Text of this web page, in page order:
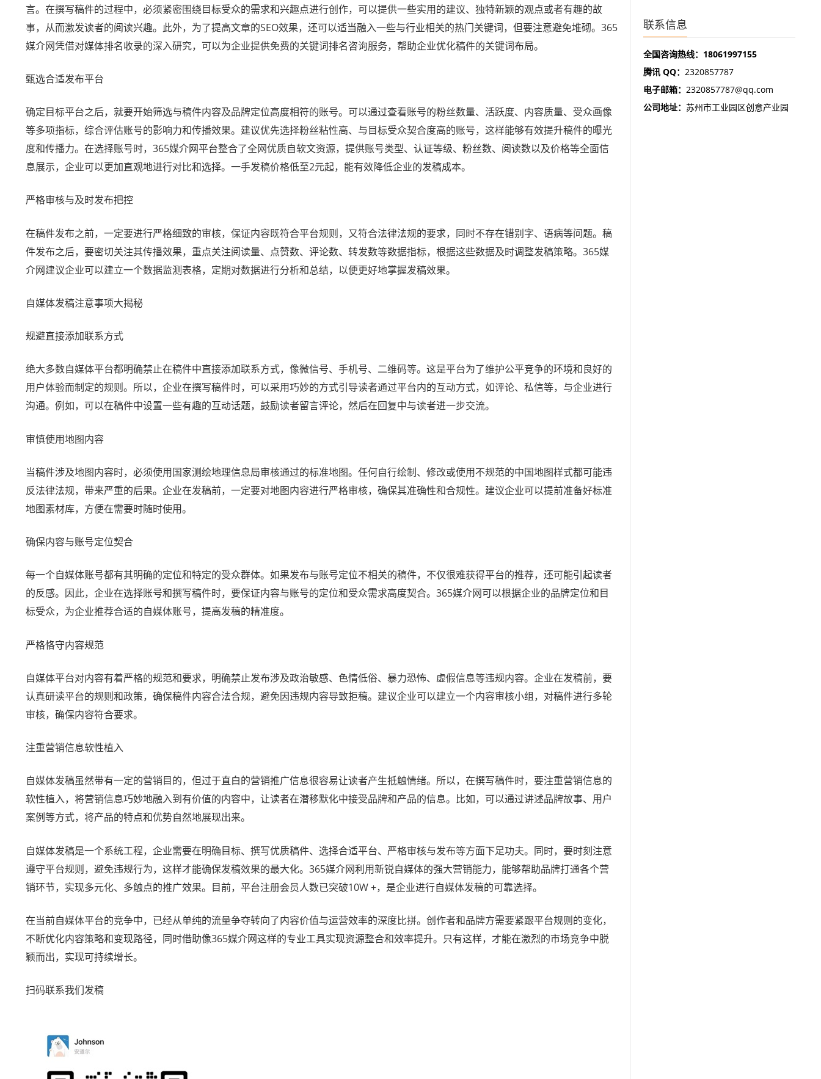
言。在撰写稿件的过程中，必须紧密围绕目标受众的需求和兴趣点进行创作，可以提供一些实用的建议、独特新颖的观点或者有趣的故
事，从而激发读者的阅读兴趣。此外，为了提高文章的SEO效果，还可以适当融入一些与行业相关的热门关键词，但要注意避免堆砌。365
媒介网凭借对媒体排名收录的深入研究，可以为企业提供免费的关键词排名咨询服务，帮助企业优化稿件的关键词布局。
甄选合适发布平台
确定目标平台之后，就要开始筛选与稿件内容及品牌定位高度相符的账号。可以通过查看账号的粉丝数量、活跃度、内容质量、受众画像
等多项指标，综合评估账号的影响力和传播效果。建议优先选择粉丝粘性高、与目标受众契合度高的账号，这样能够有效提升稿件的曝光
度和传播力。在选择账号时，365媒介网平台整合了全网优质自软文资源，提供账号类型、认证等级、粉丝数、阅读数以及价格等全面信
息展示，企业可以更加直观地进行对比和选择。一手发稿价格低至2元起，能有效降低企业的发稿成本。
严格审核与及时发布把控
在稿件发布之前，一定要进行严格细致的审核，保证内容既符合平台规则，又符合法律法规的要求，同时不存在错别字、语病等问题。稿
件发布之后，要密切关注其传播效果，重点关注阅读量、点赞数、评论数、转发数等数据指标，根据这些数据及时调整发稿策略。365媒
介网建议企业可以建立一个数据监测表格，定期对数据进行分析和总结，以便更好地掌握发稿效果。
自媒体发稿注意事项大揭秘
规避直接添加联系方式
绝大多数自媒体平台都明确禁止在稿件中直接添加联系方式，像微信号、手机号、二维码等。这是平台为了维护公平竞争的环境和良好的
用户体验而制定的规则。所以，企业在撰写稿件时，可以采用巧妙的方式引导读者通过平台内的互动方式，如评论、私信等，与企业进行
沟通。例如，可以在稿件中设置一些有趣的互动话题，鼓励读者留言评论，然后在回复中与读者进一步交流。
审慎使用地图内容
当稿件涉及地图内容时，必须使用国家测绘地理信息局审核通过的标准地图。任何自行绘制、修改或使用不规范的中国地图样式都可能违
反法律法规，带来严重的后果。企业在发稿前，一定要对地图内容进行严格审核，确保其准确性和合规性。建议企业可以提前准备好标准
地图素材库，方便在需要时随时使用。
确保内容与账号定位契合
每一个自媒体账号都有其明确的定位和特定的受众群体。如果发布与账号定位不相关的稿件，不仅很难获得平台的推荐，还可能引起读者
的反感。因此，企业在选择账号和撰写稿件时，要保证内容与账号的定位和受众需求高度契合。365媒介网可以根据企业的品牌定位和目
标受众，为企业推荐合适的自媒体账号，提高发稿的精准度。
严格恪守内容规范
自媒体平台对内容有着严格的规范和要求，明确禁止发布涉及政治敏感、色情低俗、暴力恐怖、虚假信息等违规内容。企业在发稿前，要
认真研读平台的规则和政策，确保稿件内容合法合规，避免因违规内容导致拒稿。建议企业可以建立一个内容审核小组，对稿件进行多轮
审核，确保内容符合要求。
注重营销信息软性植入
自媒体发稿虽然带有一定的营销目的，但过于直白的营销推广信息很容易让读者产生抵触情绪。所以，在撰写稿件时，要注重营销信息的
软性植入，将营销信息巧妙地融入到有价值的内容中，让读者在潜移默化中接受品牌和产品的信息。比如，可以通过讲述品牌故事、用户
案例等方式，将产品的特点和优势自然地展现出来。
自媒体发稿是一个系统工程，企业需要在明确目标、撰写优质稿件、选择合适平台、严格审核与发布等方面下足功夫。同时，要时刻注意
遵守平台规则，避免违规行为，这样才能确保发稿效果的最大化。365媒介网利用新锐自媒体的强大营销能力，能够帮助品牌打通各个营
销环节，实现多元化、多触点的推广效果。目前，平台注册会员人数已突破10W +，是企业进行自媒体发稿的可靠选择。
在当前自媒体平台的竞争中，已经从单纯的流量争夺转向了内容价值与运营效率的深度比拼。创作者和品牌方需要紧跟平台规则的变化，
不断优化内容策略和变现路径，同时借助像365媒介网这样的专业工具实现资源整合和效率提升。只有这样，才能在激烈的市场竞争中脱
颖而出，实现可持续增长。
扫码联系我们发稿
联系信息
全国咨询热线：18061997155
腾讯 QQ： 2320857787
电子邮箱： 2320857787@qq.com
公司地址： 苏州市工业园区创意产业园